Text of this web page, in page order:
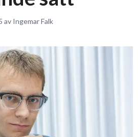
av Ingemar Falk